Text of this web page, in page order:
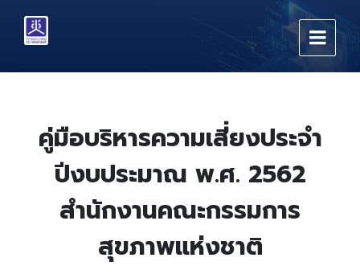
content
main
footer
คู่มือบริหารความเสี่ยงประจำ
ปีงบประมาณ พ.ศ. 2562
สำนักงานคณะกรรมการ
สุขภาพแห่งชาติ